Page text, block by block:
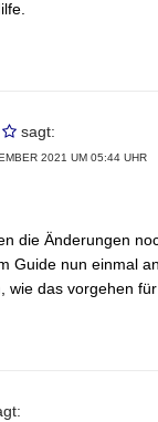
sagt:
2021 UM 05:44 UHR
die Änderungen
Guide nun einmal
wie das vorgehen